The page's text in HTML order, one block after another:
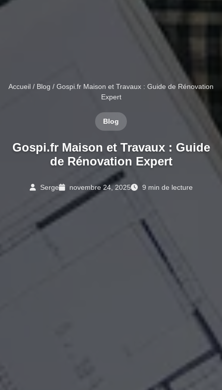
Accueil / Blog / Gospi.fr Maison et Travaux : Guide de Rénovation
Expert
Blog
Gospi.fr Maison et Travaux : Guide
de Rénovation Expert
Serge novembre 24, 2025 9 min de lecture